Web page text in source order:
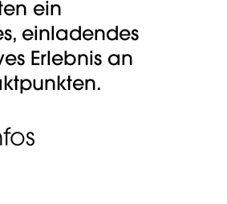
ein
einladendes
Erlebnis an